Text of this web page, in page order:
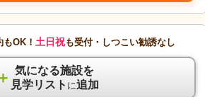
OK！ 土日祝も受付・しつこい勧誘なし
気になる施設を
見学リスト に追加